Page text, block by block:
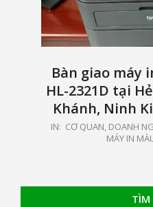
Bàn giao máy
HL-2321D tại
Khánh, Ninh
2021-
IN: CƠ QUAN, DOANH
MÁY IN
TÌM